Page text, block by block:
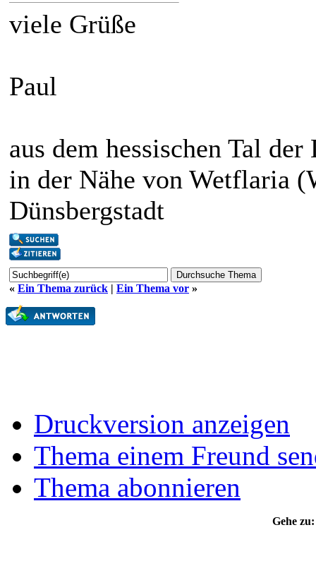
viele Grüße
Paul
aus dem hessischen Tal
in der Nähe von Wetflaria
Dünsbergstadt
« Ein Thema zurück | Ein Thema vor »
Druckversion anzeigen
Thema einem Freund
Thema abonnieren
Gehe zu: